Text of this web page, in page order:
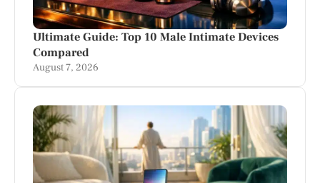
Ultimate Guide: Top 10 Male Intimate Devices
Compared
August 7, 2026